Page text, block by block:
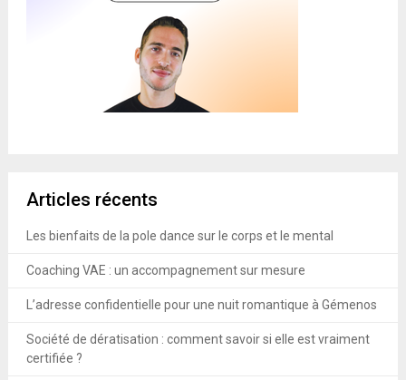
Articles récents
Les bienfaits de la pole dance sur le corps et le mental
Coaching VAE : un accompagnement sur mesure
L’adresse confidentielle pour une nuit romantique à Gémenos
Société de dératisation : comment savoir si elle est vraiment
certifiée ?